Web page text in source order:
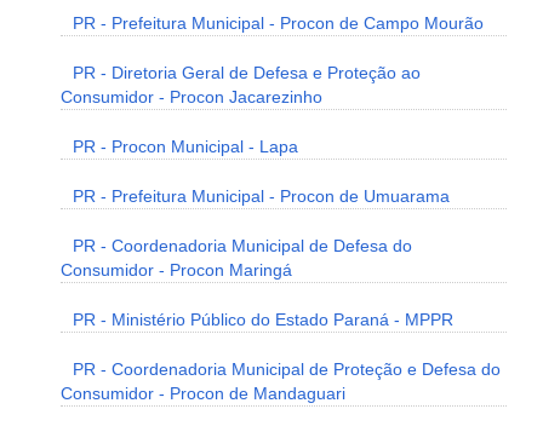
PR - Prefeitura Municipal - Procon de Campo Mourão
PR - Diretoria Geral de Defesa e Proteção ao
Consumidor - Procon Jacarezinho
PR - Procon Municipal - Lapa
PR - Prefeitura Municipal - Procon de Umuarama
PR - Coordenadoria Municipal de Defesa do
Consumidor - Procon Maringá
PR - Ministério Público do Estado Paraná - MPPR
PR - Coordenadoria Municipal de Proteção e Defesa do
Consumidor - Procon de Mandaguari